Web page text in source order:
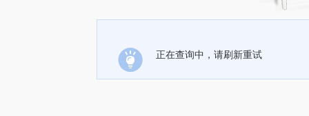
正在查询中，请刷新重试